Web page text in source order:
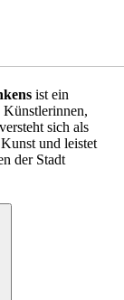
ist ein
Künstlerinnen,
sich als
und leistet
der Stadt